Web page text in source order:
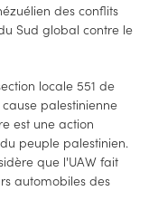
des conflits
Sud global contre le
locale 551 de
palestinienne
est une action
peuple palestinien.
que l'UAW fait
automobiles des